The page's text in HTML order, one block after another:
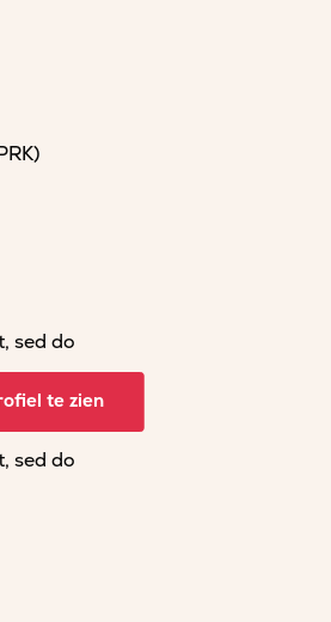
sed do
do
do
sed do
te zien